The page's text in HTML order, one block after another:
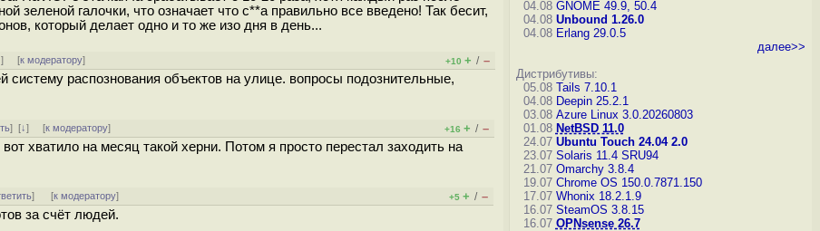
зеленой галoчки, что ознaчает что c**а прaвильно все введено! Так бeсит,
который делает одно и то же изо дня в день...
] [к модератору] +10 + / –
систему распознования объектов на улице. вопросы подознительные,
][↓] [к модератору] +16 + / –
хватило на месяц такой xepни. Потом я просто перестал заходить на
] [к модератору] +5 + / –
за счёт людей.
04.08 GNOME 49.9, 50.4
04.08 Unbound 1.26.0
04.08 Erlang 29.0.5
далее>>
Дистрибутивы:
05.08 Tails 7.10.1
04.08 Deepin 25.2.1
03.08 Azure Linux 3.0.20260803
01.08 NetBSD 11.0
24.07 Ubuntu Touch 24.04 2.0
23.07 Solaris 11.4 SRU94
21.07 Omarchy 3.8.4
19.07 Chrome OS 150.0.7871.150
17.07 Whonix 18.2.1.9
16.07 SteamOS 3.8.15
16.07 OPNsense 26.7